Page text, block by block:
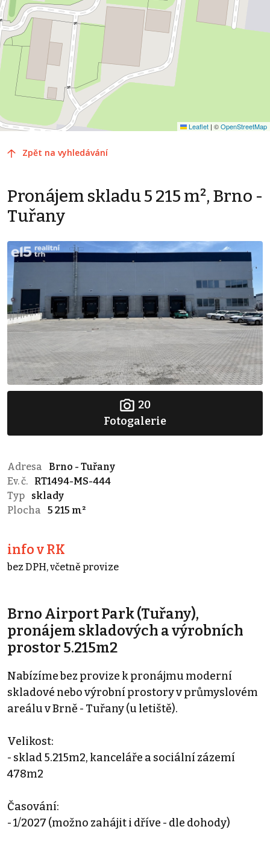
Leaflet | ©OpenStreetMap
Zpět na vyhledávání
Pronájem skladu 5 215 m², Brno -
Tuřany
20
Fotogalerie
Adresa
Brno - Tuřany
Ev. č.
RT1494-MS-444
Typ
sklady
Plocha
5 215 m²
info v RK
bez DPH, včetně provize
Brno Airport Park (Tuřany),
pronájem skladových a výrobních
prostor 5.215m2
Nabízíme bez provize k pronájmu moderní
skladové nebo výrobní prostory v průmyslovém
areálu v Brně - Tuřany (u letiště).
Velikost:
- sklad 5.215m2, kanceláře a sociální zázemí
478m2
Časování:
- 1/2027 (možno zahájit i dříve - dle dohody)